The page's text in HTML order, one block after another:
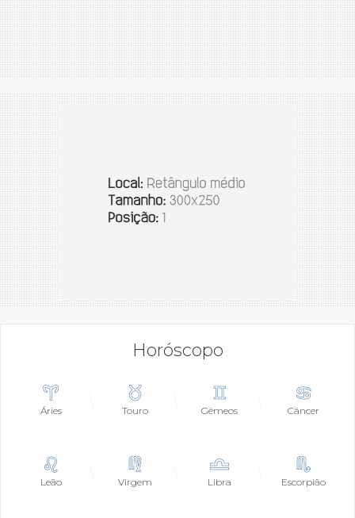
Horóscopo
Áries Touro Gêmeos Câncer
Leão Virgem Libra Escorpião